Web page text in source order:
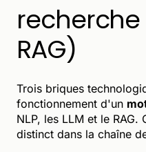
recherche
RAG)
Trois briques
fonctionnement d'un
NLP, les LLM et le RAG.
distinct dans la chaîne